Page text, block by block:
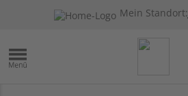
Mein Standort: